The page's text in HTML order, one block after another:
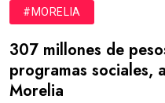
#MORELIA
307 millones de
programas sociales,
Morelia